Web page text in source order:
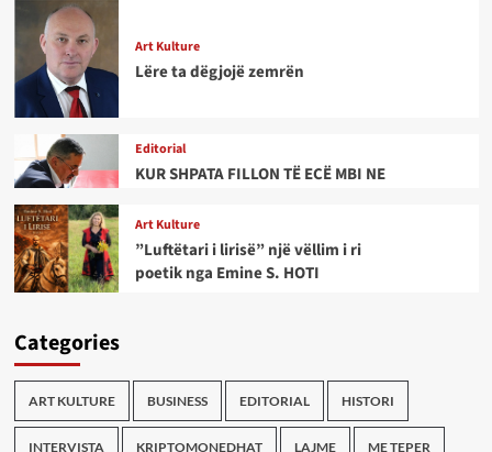
Art Kulture
Lëre ta dëgjojë zemrën
Editorial
KUR SHPATA FILLON TË ECË MBI NE
Art Kulture
”Luftëtari i lirisë” një vëllim i ri
poetik nga Emine S. HOTI
Categories
ART KULTURE BUSINESS EDITORIAL HISTORI
INTERVISTA KRIPTOMONEDHAT LAJME ME TEPER